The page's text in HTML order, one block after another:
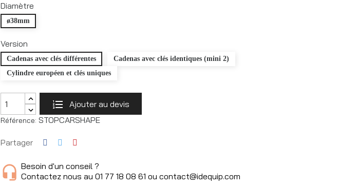
Diamètre
ø38mm
Version
Cadenas avec clés différentes
Cadenas avec clés identiques (mini 2)
Cylindre européen et clés uniques
Ajouter au devis
Référence: STOPCARSHAPE
Partager
Besoin d'un conseil ?
Contactez nous au 01 77 18 08 61 ou contact@idequip.com